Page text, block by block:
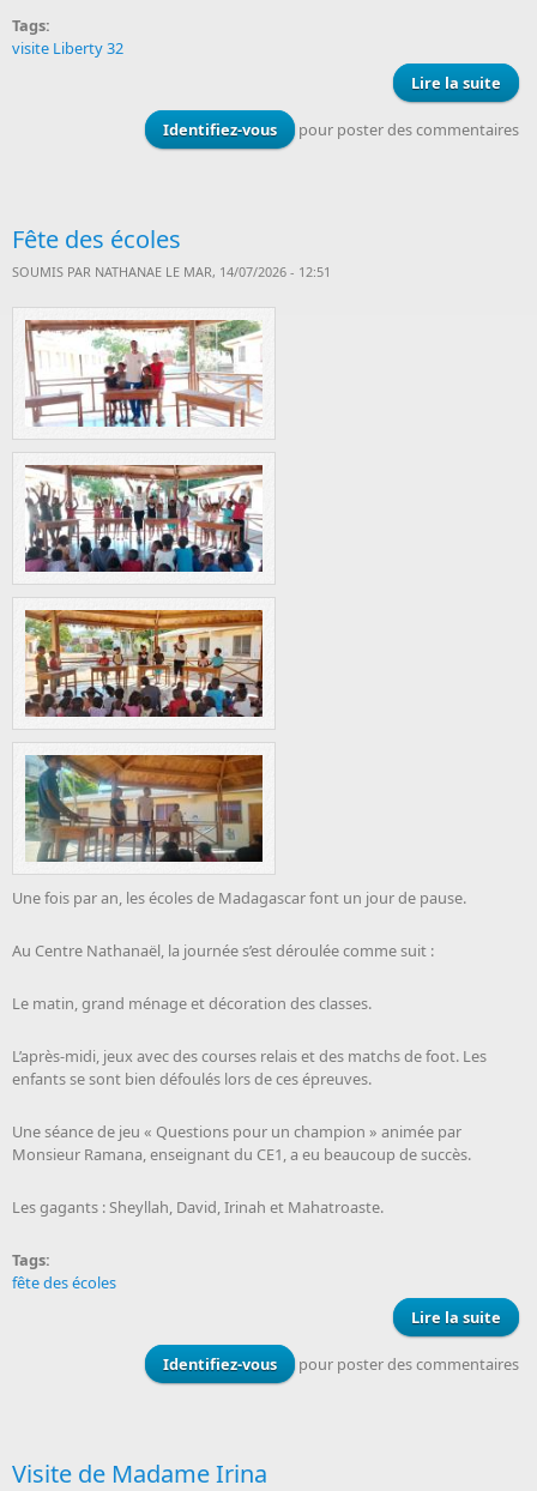
Tags:
visite Liberty 32
Lire la suite
Identifiez-vous pour poster des commentaires
Fête des écoles
SOUMIS PAR NATHANAE LE MAR, 14/07/2026 - 12:51
Une fois par an, les écoles de Madagascar font un jour de pause.
Au Centre Nathanaël, la journée s’est déroulée comme suit :
Le matin, grand ménage et décoration des classes.
L’après-midi, jeux avec des courses relais et des matchs de foot. Les
enfants se sont bien défoulés lors de ces épreuves.
Une séance de jeu « Questions pour un champion » animée par
Monsieur Ramana, enseignant du CE1, a eu beaucoup de succès.
Les gagants : Sheyllah, David, Irinah et Mahatroaste.
Tags:
fête des écoles
Lire la suite
Identifiez-vous pour poster des commentaires
Visite de Madame Irina